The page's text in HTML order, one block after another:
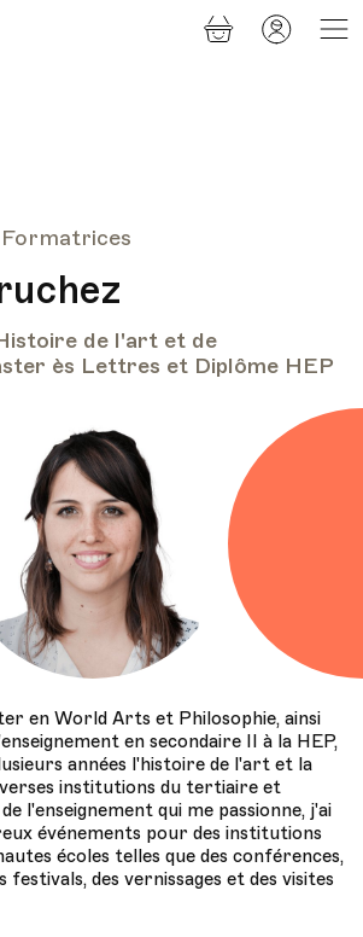
de l'art et de
ès Lettres et Diplôme HEP
en World Arts et Philosophie, ainsi
en secondaire II à la HEP,
années l'histoire de l'art et la
institutions du tertiaire et
l'enseignement qui me passionne, j'ai
événements pour des institutions
écoles telles que des conférences,
festivals, des vernissages et des visites
Panier
Mon